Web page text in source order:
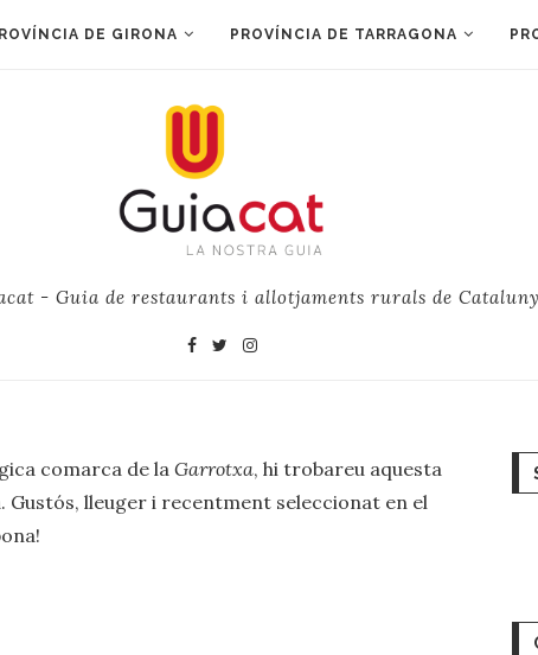
DE GIRONA PROVÍNCIA DE TARRAGONA
- Guia de restaurants i allotjaments rurals de
comarca de la Garrotxa, hi trobareu aquesta
Gustós, lleuger i recentment seleccionat en el